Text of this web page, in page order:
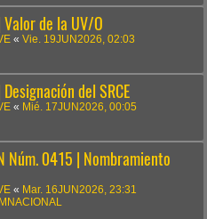
de la UV/O
« Vie. 19JUN2026, 02:03
del SRCE
« Mié. 17JUN2026, 00:05
Núm. 0415 | Nombramiento
« Mar. 16JUN2026, 23:31